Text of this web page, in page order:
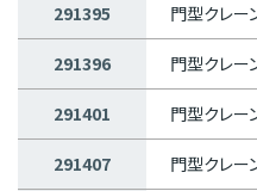
291395 門型クレー
291396 門型クレ
291401 門型クレ
291407 門型クレー